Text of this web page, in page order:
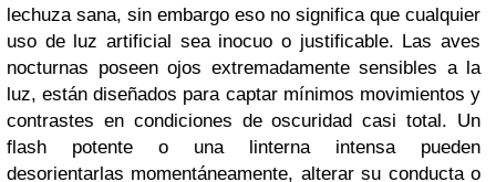
lechuza sana, sin embargo eso no significa que cualquier
uso de luz artificial sea inocuo o justificable. Las aves
nocturnas poseen ojos extremadamente sensibles a la
luz, están diseñados para captar mínimos movimientos y
contrastes en condiciones de oscuridad casi total. Un
flash potente o una linterna intensa pueden
desorientarlas momentáneamente, alterar su conducta o